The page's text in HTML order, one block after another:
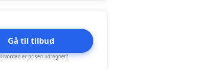
Gå til tilbud
Hvordan er prisen udregnet?